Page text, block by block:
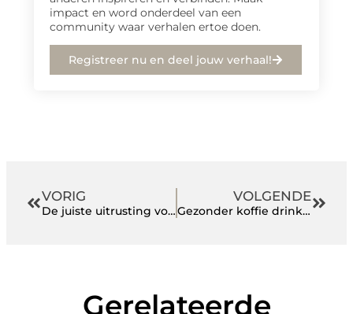
impact en word onderdeel van een
community waar verhalen ertoe doen.
Registreer nu en deel jouw verhaal!
VORIG
De juiste uitrusting voor een voetbalkeeper
VOLGENDE
Gezonder koffie drinken
Gerelateerde